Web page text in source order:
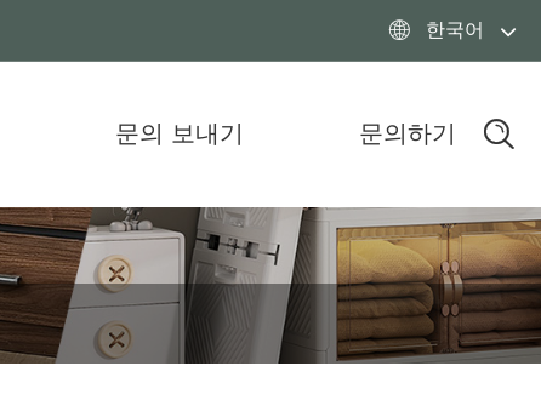
 한국어
문의 보내기 문의하기